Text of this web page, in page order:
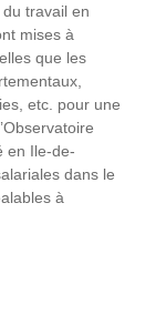
travail en
mises à
que les
etc. pour une
en Ile-de-
dans le
à